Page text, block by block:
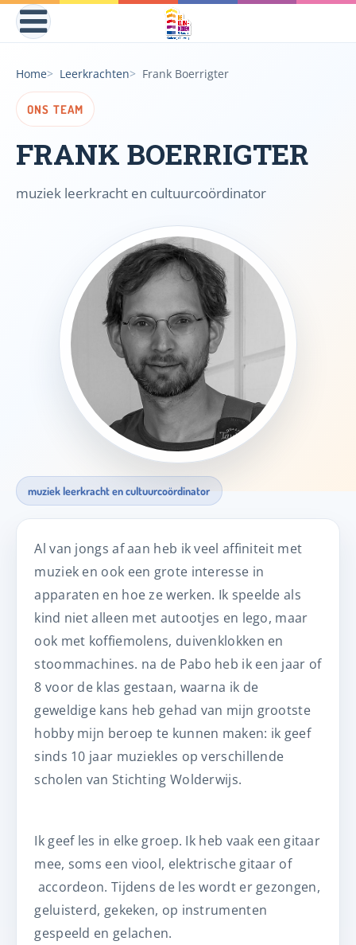
Home Leerkrachten Frank Boerrigter
ONS TEAM
FRANK BOERRIGTER
muziek leerkracht en cultuurcoördinator
muziek leerkracht en cultuurcoördinator
Al van jongs af aan heb ik veel affiniteit met
muziek en ook een grote interesse in
apparaten en hoe ze werken. Ik speelde als
kind niet alleen met autootjes en lego, maar
ook met koffiemolens, duivenklokken en
stoommachines. na de Pabo heb ik een jaar of
8 voor de klas gestaan, waarna ik de
geweldige kans heb gehad van mijn grootste
hobby mijn beroep te kunnen maken: ik geef
sinds 10 jaar muziekles op verschillende
scholen van Stichting Wolderwijs.
Ik geef les in elke groep. Ik heb vaak een gitaar
mee, soms een viool, elektrische gitaar of
accordeon. Tijdens de les wordt er gezongen,
geluisterd, gekeken, op instrumenten
gespeeld en gelachen.